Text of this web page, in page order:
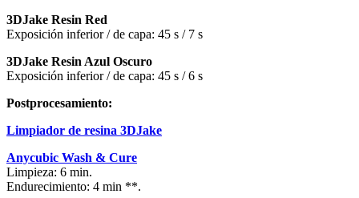
3DJake Resin Red
Exposición inferior / de capa: 45 s / 7 s
3DJake Resin Azul Oscuro
Exposición inferior / de capa: 45 s / 6 s
Postprocesamiento:
Limpiador de resina 3DJake
Anycubic Wash & Cure
Limpieza: 6 min.
Endurecimiento: 4 min **.